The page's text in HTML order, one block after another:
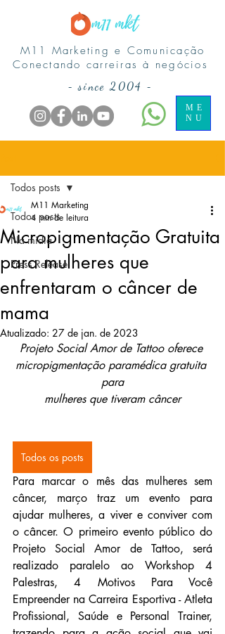
M11 Marketing e Comunicação
Conectando carreiras à negócios
ME
NU
-since 2004 -
Todos posts
Na midia
Press Release
Todos posts
Micropigmentação Gratuita
para mulheres que
enfrentaram o câncer de
mama
M11 Marketing
4 min de leitura
Atualizado: 27 de jan. de 2023
Projeto Social Amor de Tattoo oferece
micropigmentação paramédica gratuita
para
mulheres que tiveram câncer
Todos os posts
Para marcar o mês das mulheres sem
câncer, março traz um evento para
ajudar mulheres, a viver e conviver com
o câncer. O primeiro evento público do
Projeto Social Amor de Tattoo, será
realizado paralelo ao Workshop 4
Palestras, 4 Motivos Para Você
Empreender na Carreira Esportiva - Atleta
Profissional, Saúde e Personal Trainer,